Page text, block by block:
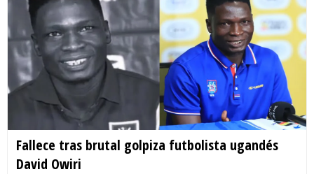
Fallece tras brutal golpiza futbolista ugandés
David Owiri